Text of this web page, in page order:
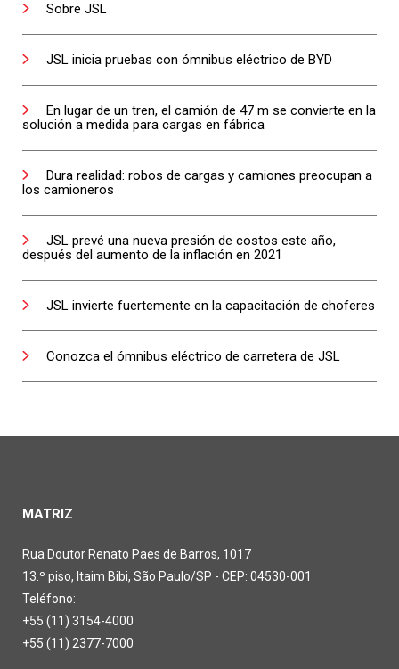
Sobre JSL
JSL inicia pruebas con ómnibus eléctrico de BYD
En lugar de un tren, el camión de 47 m se convierte en la
solución a medida para cargas en fábrica
Dura realidad: robos de cargas y camiones preocupan a
los camioneros
JSL prevé una nueva presión de costos este año,
después del aumento de la inflación en 2021
JSL invierte fuertemente en la capacitación de choferes
Conozca el ómnibus eléctrico de carretera de JSL
MATRIZ
Rua Doutor Renato Paes de Barros, 1017
13.º piso, Itaim Bibi, São Paulo/SP - CEP: 04530-001
Teléfono:
+55 (11) 3154-4000
+55 (11) 2377-7000